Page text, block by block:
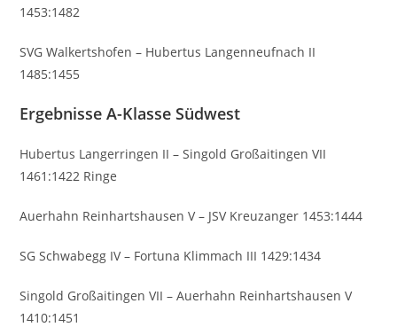
1453:1482
SVG Walkertshofen – Hubertus Langenneufnach II
1485:1455
Ergebnisse A-Klasse Südwest
Hubertus Langerringen II – Singold Großaitingen VII
1461:1422 Ringe
Auerhahn Reinhartshausen V – JSV Kreuzanger 1453:1444
SG Schwabegg IV – Fortuna Klimmach III 1429:1434
Singold Großaitingen VII – Auerhahn Reinhartshausen V
1410:1451